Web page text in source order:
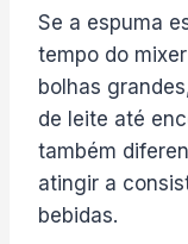
Se a espuma
tempo do
bolhas
de leite até
também
atingir a
bebidas.